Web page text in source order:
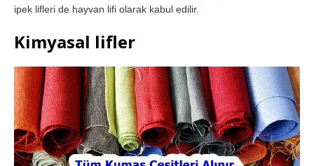
ipek lifleri de hayvan lifi olarak kabul edilir.
Kimyasal lifler